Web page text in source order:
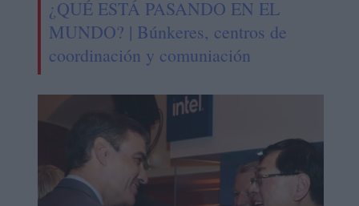
¿QUÉ ESTÁ PASANDO EN EL
MUNDO? | Búnkeres, centros de
coordinación y comuniación